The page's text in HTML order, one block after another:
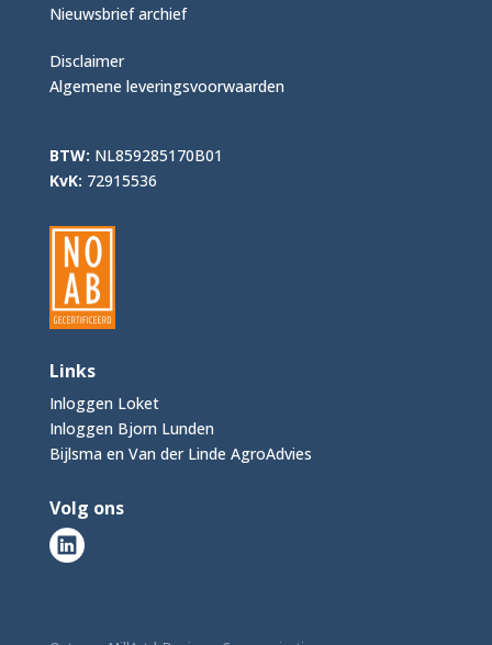
Nieuwsbrief archief
Disclaimer
Algemene leveringsvoorwaarden
BTW: NL859285170B01
KvK: 72915536
Links
Inloggen Loket
Inloggen Bjorn Lunden
Bijlsma en Van der Linde AgroAdvies
Volg ons